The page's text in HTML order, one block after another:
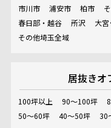
市川市
浦安市 柏市
春日部・越谷
所沢
大
その他埼玉全域
居抜きオ
100坪以上 90～100坪
50～60坪
40～50坪 30